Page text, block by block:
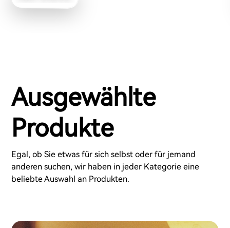
Ausgewählte
Produkte
Egal, ob Sie etwas für sich selbst oder für jemand
anderen suchen, wir haben in jeder Kategorie eine
beliebte Auswahl an Produkten.